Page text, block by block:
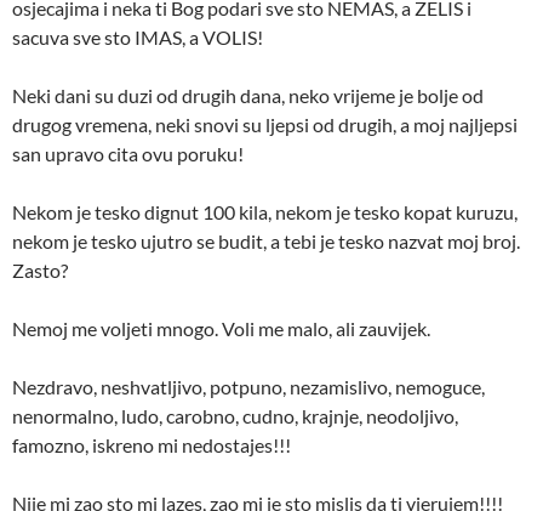
osjecajima i neka ti Bog podari sve sto NEMAS, a ZELIS i
sacuva sve sto IMAS, a VOLIS!
Neki dani su duzi od drugih dana, neko vrijeme je bolje od
drugog vremena, neki snovi su ljepsi od drugih, a moj najljepsi
san upravo cita ovu poruku!
Nekom je tesko dignut 100 kila, nekom je tesko kopat kuruzu,
nekom je tesko ujutro se budit, a tebi je tesko nazvat moj broj.
Zasto?
Nemoj me voljeti mnogo. Voli me malo, ali zauvijek.
Nezdravo, neshvatljivo, potpuno, nezamislivo, nemoguce,
nenormalno, ludo, carobno, cudno, krajnje, neodoljivo,
famozno, iskreno mi nedostajes!!!
Nije mi zao sto mi lazes, zao mi je sto mislis da ti vjerujem!!!!